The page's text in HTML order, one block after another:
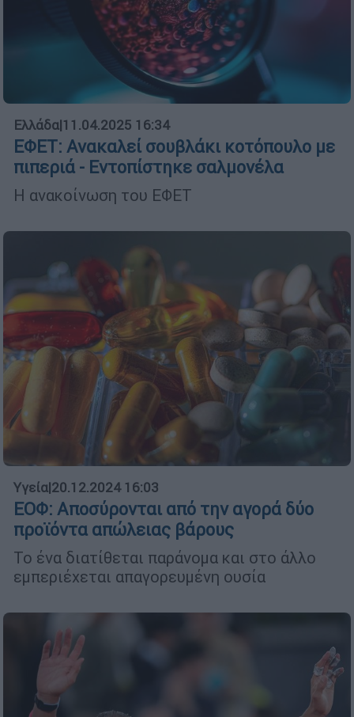
Ελλάδα|11.04.2025 16:34
ΕΦΕΤ: Ανακαλεί σουβλάκι κοτόπουλο με
πιπεριά - Εντοπίστηκε σαλμονέλα
Η ανακοίνωση του ΕΦΕΤ
Υγεία|20.12.2024 16:03
ΕΟΦ: Αποσύρονται από την αγορά δύο
προϊόντα απώλειας βάρους
Το ένα διατίθεται παράνομα και στο άλλο
εμπεριέχεται απαγορευμένη ουσία